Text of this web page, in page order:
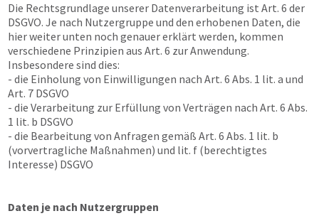
Die Rechtsgrundlage unserer Datenverarbeitung ist Art. 6 der
DSGVO. Je nach Nutzergruppe und den erhobenen Daten, die
hier weiter unten noch genauer erklärt werden, kommen
verschiedene Prinzipien aus Art. 6 zur Anwendung.
Insbesondere sind dies:
- die Einholung von Einwilligungen nach Art. 6 Abs. 1 lit. a und
Art. 7 DSGVO
- die Verarbeitung zur Erfüllung von Verträgen nach Art. 6 Abs.
1 lit. b DSGVO
- die Bearbeitung von Anfragen gemäß Art. 6 Abs. 1 lit. b
(vorvertragliche Maßnahmen) und lit. f (berechtigtes
Interesse) DSGVO
Daten je nach Nutzergruppen